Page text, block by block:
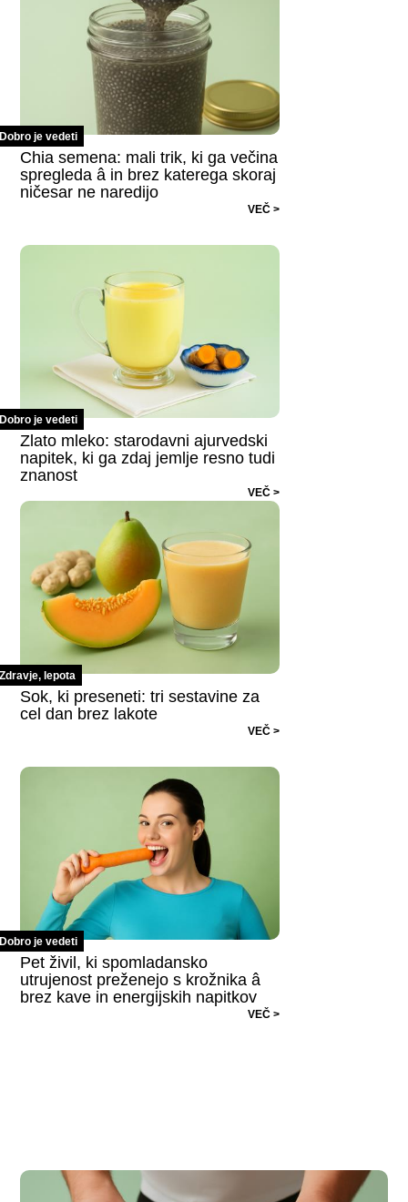
Dobro je vedeti
Chia semena: mali trik, ki ga večina
spregleda â in brez katerega skoraj
ničesar ne naredijo
VEČ >
Dobro je vedeti
Zlato mleko: starodavni ajurvedski
napitek, ki ga zdaj jemlje resno tudi
znanost
VEČ >
Zdravje, lepota
Sok, ki preseneti: tri sestavine za
cel dan brez lakote
VEČ >
Dobro je vedeti
Pet živil, ki spomladansko
utrujenost preženejo s krožnika â
brez kave in energijskih napitkov
VEČ >